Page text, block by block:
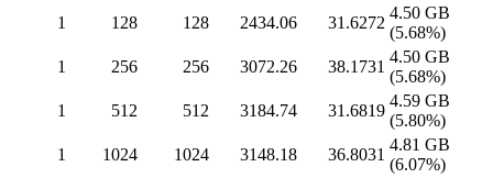
1
128 128 2434.06 31.6272
4.50 GB
(5.68%)
1
256 256 3072.26 38.1731
4.50 GB
(5.68%)
1
512 512 3184.74 31.6819
4.59 GB
(5.80%)
1
1024 1024 3148.18 36.8031
4.81 GB
(6.07%)